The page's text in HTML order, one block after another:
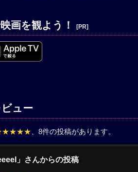
画を観よう！ [PR]
ュー
、8件の投稿があります。
」さんからの投稿